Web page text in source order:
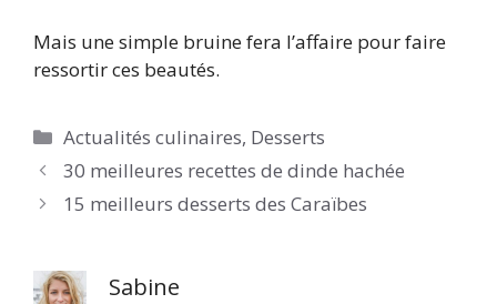
Mais une simple bruine fera l’affaire pour faire
ressortir ces beautés.
Catégories
Actualités culinaires, Desserts
30 meilleures recettes de dinde hachée
15 meilleurs desserts des Caraïbes
Sabine